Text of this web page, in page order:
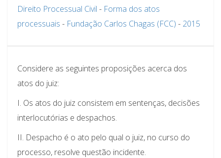
Direito Processual Civil - Forma dos atos
processuais - Fundação Carlos Chagas (FCC) - 2015
Considere as seguintes proposições acerca dos
atos do juiz:
I. Os atos do juiz consistem em sentenças, decisões
interlocutórias e despachos.
II. Despacho é o ato pelo qual o juiz, no curso do
processo, resolve questão incidente.